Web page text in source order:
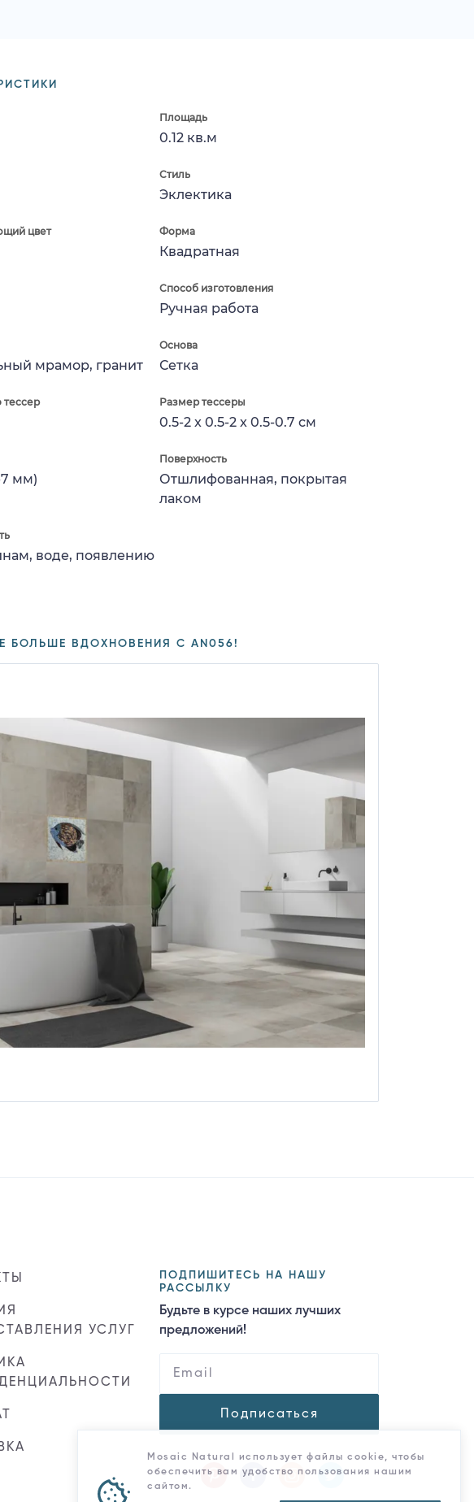
Площадь
0.12 кв.м
Стиль
Эклектика
цвет Форма
Квадратная
Способ изготовления
Ручная работа
мрамор, гранит
Основа
Сетка
тессер Размер тессеры
0.5-2 x 0.5-2 x 0.5-0.7 см
7 мм)
Поверхность
Отшлифованная, покрытая
лаком
воде, появлению
БОЛЬШЕ ВДОХНОВЕНИЯ С AN056!
УСЛУГ
ПОДПИШИТЕСЬ НА НАШУ
РАССЫЛКУ
Будьте в курсе наших лучших
предложений!
Подписаться
Mosaic Natural использует файлы cookie, чтобы
обеспечить вам удобство пользования нашим
сайтом.